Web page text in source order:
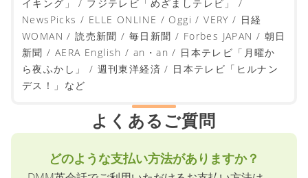
メディア掲載事例
産経新聞 / TBS「はやドキ！」 / 日本テレビ「スッキ
リ」 / フジテレビ「Live News It!」 / フジテレビ「バ
イキング」 / フジテレビ「めざましテレビ」 /
NewsPicks / ELLE ONLINE / Oggi / VERY / 日経
WOMAN / 読売新聞 / 毎日新聞 / Forbes JAPAN / 朝日
新聞 / AERA English / an・an / 日本テレビ「月曜か
デス！」など